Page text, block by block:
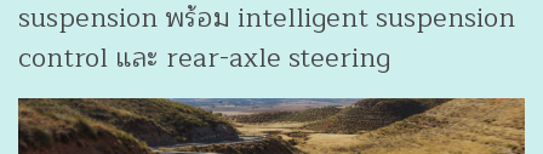
suspension พร้อม intelligent suspension
control และ rear-axle steering